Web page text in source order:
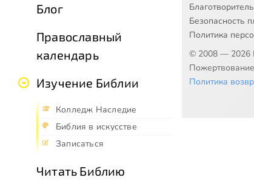
Блог
Православный
календарь
Изучение Библии
Колледж Наследие
Библия в искусстве
Записаться
Читать Библию
Безопасность
Политика
© 2008 — 2026
Политика